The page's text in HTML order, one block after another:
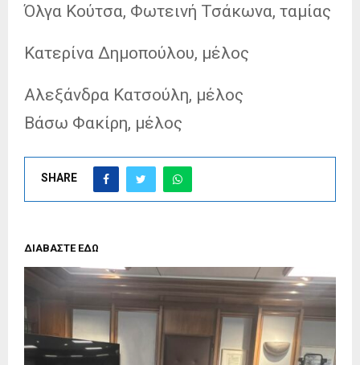
Όλγα Κούτσα, Φωτεινή Τσάκωνα, ταμίας
Κατερίνα Δημοπούλου, μέλος
Αλεξάνδρα Κατσούλη, μέλος
Βάσω Φακίρη, μέλος
SHARE
ΔΙΑΒΑΣΤΕ ΕΔΩ